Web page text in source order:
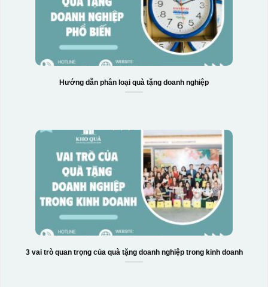
Hướng dẫn phân loại quà tặng doanh nghiệp
3 vai trò quan trọng của quà tặng doanh nghiệp trong kinh doanh